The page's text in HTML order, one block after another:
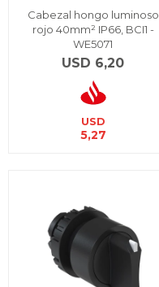
Cabezal hongo luminoso
rojo 40mm² IP66, BCI1 -
WE5071
USD 6,20
USD
5,27